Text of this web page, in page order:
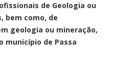
de Geologia ou
bem como, de
geologia ou mineração,
município de Passa